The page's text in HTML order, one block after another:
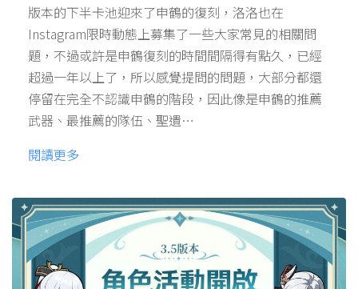
版本的下半卡池迎來了申鶴的復刻，洛洛也在
Instagram限時動態上募集了一些大家常見的相關問
題，不過或許是申鶴復刻的時間間隔得有點久，已經
超過一年以上了，所以感覺提問的問題，大部分都還
停留在完全不認識申鶴的階段，因此像是申鶴的推薦
武器、最推薦的隊伍、聖遺…
閱讀更多